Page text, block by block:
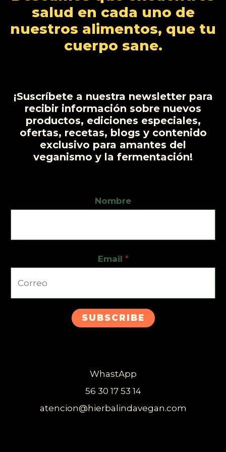
o
s
o
s
c
t
o
salud en cada uno de
nuestros alimentos, que tu
cuerpo sane.
¡Suscríbete a nuestra newsletter para
recibir información sobre nuevos
productos, ediciones especiales,
ofertas, recetas, blogs y contenido
exclusivo para amantes del
veganismo y la fermentación!
Nombre
Email *
SUBSCRIBE
WhastApp
56 30 17 53 14
atencion@hierbalindavegan.com